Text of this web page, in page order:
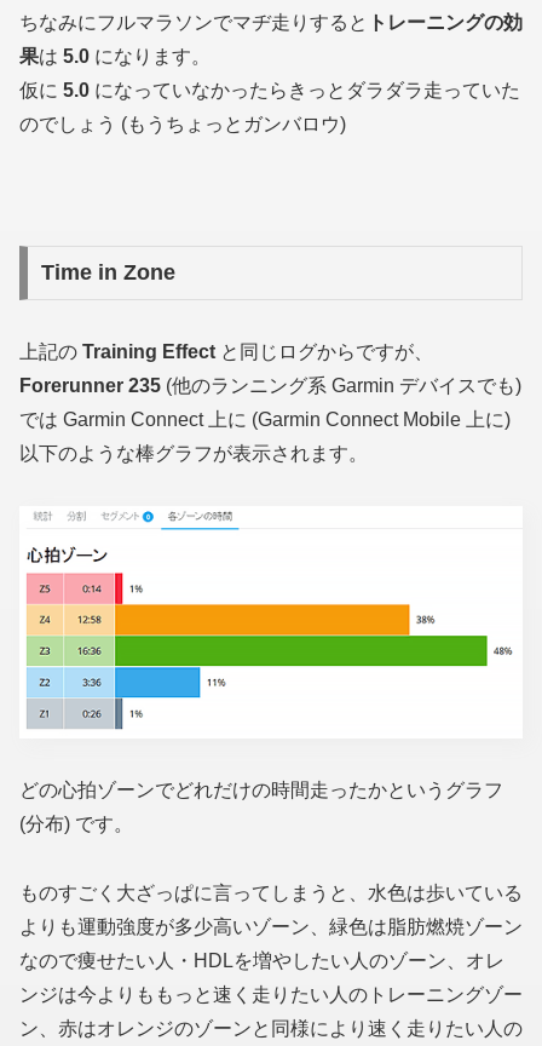
ちなみにフルマラソンでマヂ走りすると トレーニングの効
果は 5.0 になります。
仮に 5.0 になっていなかったらきっとダラダラ走っていた
のでしょう (もうちょっとガンバロウ)
Time in Zone
上記の Training Effect と同じログからですが、
Forerunner 235 (他のランニング系 Garmin デバイスでも)
では Garmin Connect 上に (Garmin Connect Mobile 上に)
以下のような棒グラフが表示されます。
どの心拍ゾーンでどれだけの時間走ったかというグラフ
(分布) です。
ものすごく大ざっぱに言ってしまうと、水色は歩いている
よりも運動強度が多少高いゾーン、緑色は脂肪燃焼ゾーン
なので痩せたい人・HDLを増やしたい人のゾーン、オレ
ンジは今よりももっと速く走りたい人のトレーニングゾー
ン、赤はオレンジのゾーンと同様により速く走りたい人の